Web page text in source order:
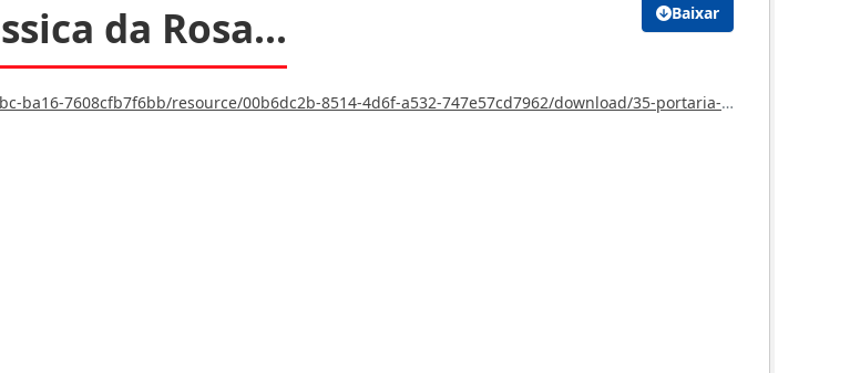
Baixar
da Rosa...
resource/00b6dc2b-8514-4d6f-a532-747e57cd7962/download/35-portaria-nomeacao-jessica-da-rosa-pereira-pecoli.doc